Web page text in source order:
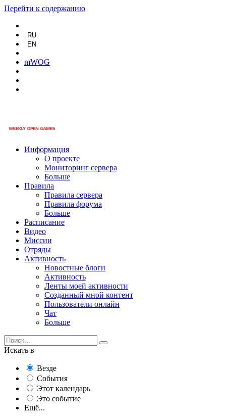
Перейти к содержанию
RU
EN
mWOG
Информация
О проекте
Мониторинг сервера
Больше
Правила
Правила сервера
Правила форума
Больше
Расписание
Видео
Миссии
Отряды
Активность
Новостные блоги
Активность
Ленты моей активности
Созданный мной контент
Пользователи онлайн
Чат
Больше
Искать в
Везде
События
Этот календарь
Это событие
Ещё...